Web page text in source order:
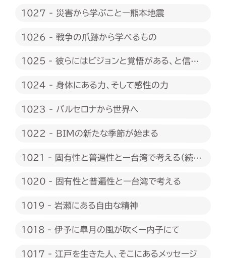
1027 - 災害から学ぶことー熊本地震
1026 - 戦争の爪跡から学べるもの
1025 - 彼らにはビジョンと覚悟がある、と信じ
1024 - 身体にある力、そして感性の力
1023 - バルセロナから世界へ
1022 - BIMの新たな季節が始まる
1021 - 固有性と普遍性とー台湾で考える（続
1020 - 固有性と普遍性とー台湾で考える
1019 - 岩瀬にある自由な精神
1018 - 伊予に皐月の風が吹くー内子にて
1017 - 江戸を生きた人、そこにあるメッセージ